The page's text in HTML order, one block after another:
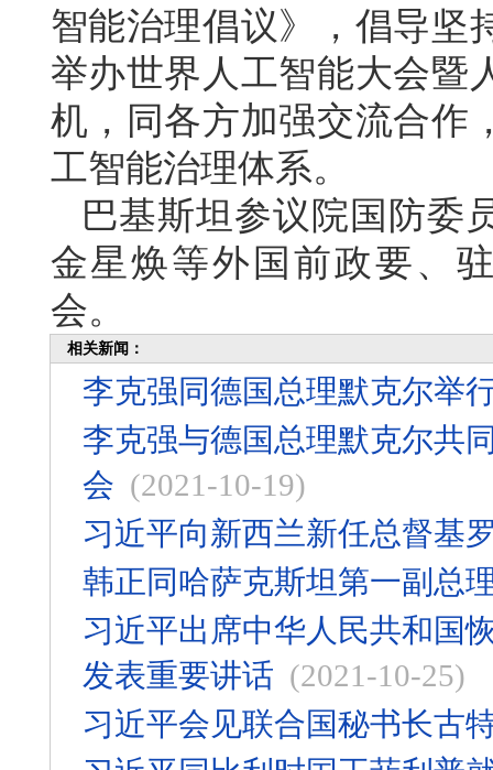
智能治理倡议》，倡导坚
举办世界人工智能大会暨
机，同各方加强交流合作
工智能治理体系。
巴基斯坦参议院国防委
金星焕等外国前政要、
会。
相关新闻：
李克强同德国总理默克尔举
李克强与德国总理默克尔共
会 (2021-10-19)
习近平向新西兰新任总督基
韩正同哈萨克斯坦第一副总
习近平出席中华人民共和国
发表重要讲话 (2021-10-25)
习近平会见联合国秘书长古